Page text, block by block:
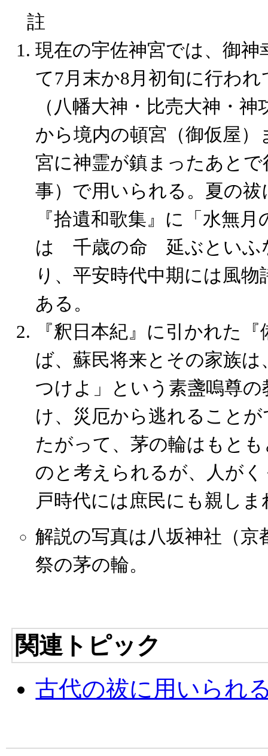
註
現在の宇佐神宮では、御神
て7月末か8月初旬に行わ
（八幡大神・比売大神・神
から境内の頓宮（御仮屋）
宮に神霊が鎮まったあと
事）で用いられる。夏の
『拾遺和歌集』 に「水無月
は千歳の命 延ぶといふ
り、平安時代中期には風
ある。
『釈日本紀』 に引かれた
ば、蘇民将来とその家族
つけよ」という素盞嗚尊
け、災厄から逃れること
たがって、茅の輪はもと
のと考えられるが、人が
戸時代には庶民にも親し
解説の写真は八坂神社（京
祭の茅の輪。
関連トピック
古代の祓に用いられ